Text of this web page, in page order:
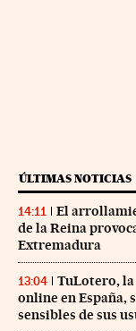
ÚLTIMAS NOTICIAS
14:11
El
de la Reina
Extremadura
13:04
TuLotero,
online en España,
sensibles de sus